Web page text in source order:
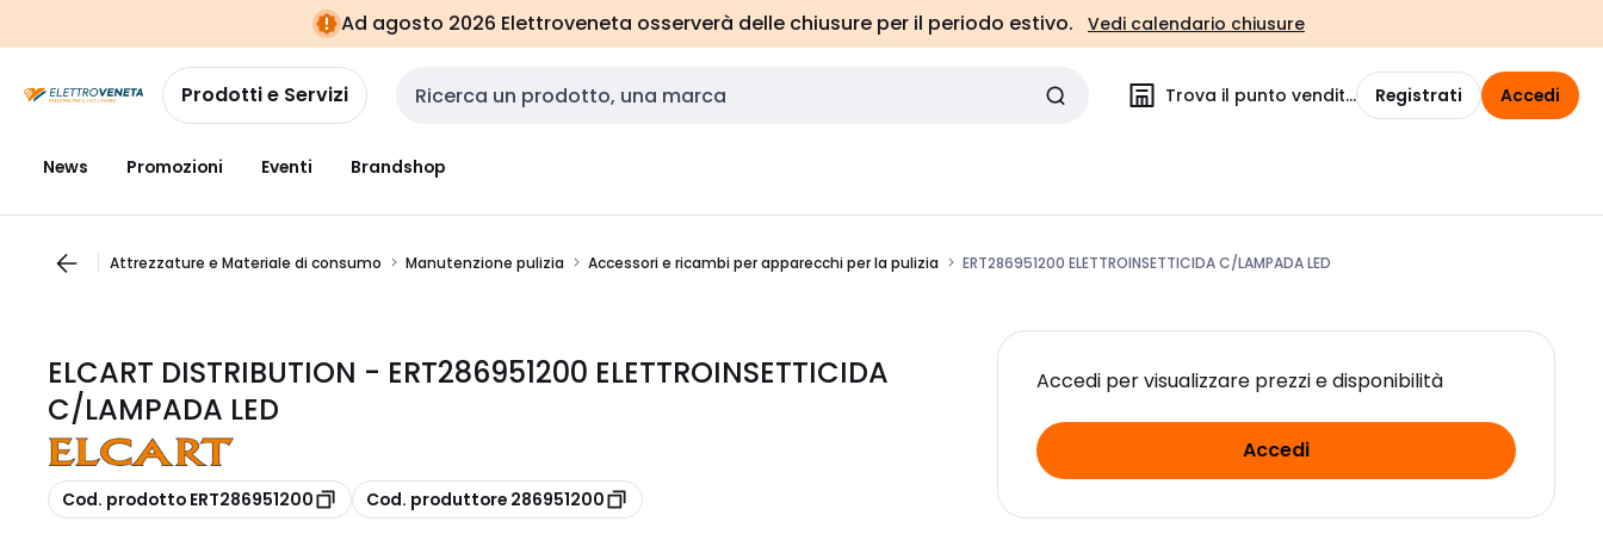
navigazionealla
pagina
Ad agosto 2026 Elettroveneta osserverà delle chiusure per il periodo estivo. Vedi calendario chiusure
Prodotti e Servizi Cerca input Trova il punto vendita Registrati Accedi
News Promozioni Eventi Brandshop
Attrezzature e Materiale di consumo Manutenzione pulizia Accessori e ricambi per apparecchi per la pulizia ERT286951200 ELETTROINSETTICIDA C/LAMPADA LED
ELCART DISTRIBUTION - ERT286951200 ELETTROINSETTICIDA
C/LAMPADA LED
copia
Cod. prodotto ERT286951200 copia
Cod. produttore 286951200
Accedi per visualizzare prezzi e disponibilità
Accedi